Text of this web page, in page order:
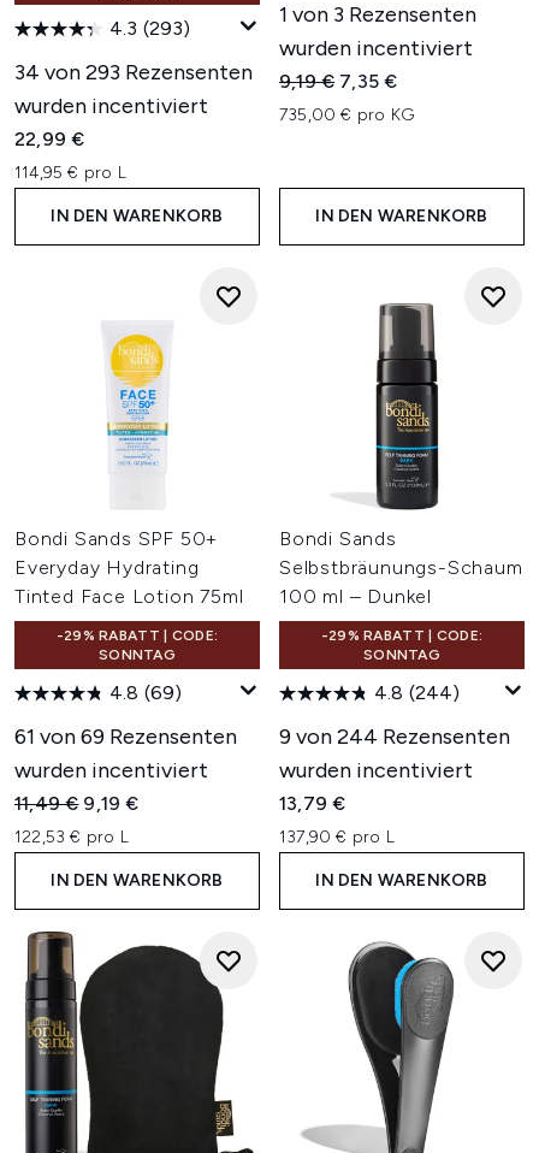
4.3 (293)
34 von 293 Rezensenten
wurden incentiviert
22,99 €
114,95 € pro L
IN DEN WARENKORB
1 von 3 Rezensenten
wurden incentiviert
Unverbindliche
9,19 € Aktueller Preis:
7,35 €
735,00 € pro KG
IN DEN WARENKORB
Bondi Sands SPF 50+
Everyday Hydrating
Tinted Face Lotion 75ml
-29% RABATT | CODE:
SONNTAG
4.8 (69)
61 von 69 Rezensenten
wurden incentiviert
Unverbindliche Preisempfehlung:
11,49 € Aktueller Preis:
9,19 €
122,53 € pro L
IN DEN WARENKORB
Bondi Sands
Selbstbräunungs-Schaum
100 ml – Dunkel
-29% RABATT | CODE:
SONNTAG
4.8 (244)
9 von 244 Rezensenten
wurden incentiviert
13,79 €
137,90 € pro L
IN DEN WARENKORB